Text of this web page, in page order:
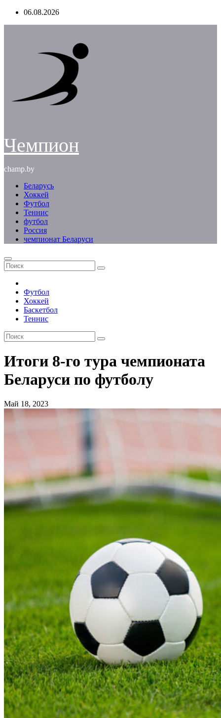
Перейти06.08.2026
Чемпион
champ.by
Беларусь
Хоккей
Футбол
Теннис
футбол
Россия
чемпионат Беларуси
Футбол
Хоккей
Баскетбол
Теннис
Итоги 8-го тура чемпионата
Беларуси по футболу
Май 18, 2023